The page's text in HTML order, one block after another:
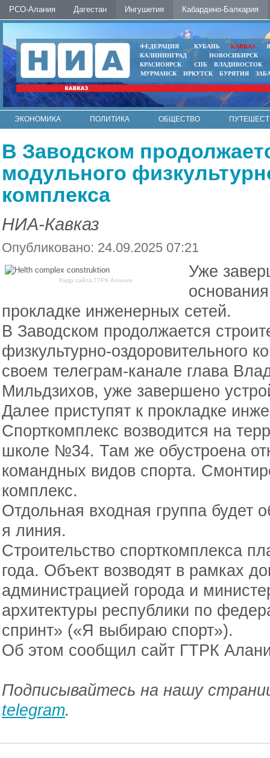
РСО-Алания Дагестан Ингушетия Кабардино-Балкария
ФЕДЕРАЦИЯ КУБАНЬ КАВКАЗ
КАЛИНИНГРАД
НОВОСИБИРСК
КРАСНОЯРСК
СПБ
ВЛАДИВОСТОК
МУРМАНСК
ИРКУТСК БУРЯТИЯ
ЭКОНОМИКА ПОЛИТИКА ОБЩЕСТВО
В Заводском
модульного
комплекса
НИА-Кавказ
Опубликовано: 24.09.2025 07:21
Кадр сайта ГТРК Алания
Уже
прокладке инженерных сетей.
В Заводском продолжается
физкультурно-оздоровительного
своем телеграм-канале глава
Мильдзихов, уже завершено
Далее приступят к прокладке
Спорткомплекс возводится на
школе №34. Там же обустроена
командных видов спорта.
комплекс.
Отдольная входная группа будет
я линия.
Строительство спорткомплекса
года. Объект возводят в рамках
администрацией города и
архитектуры республики по
спринт» («Я выбираю спорт»).
Об этом сообщил сайт ГТРК
Подписывайтесь на нашу
telegram.